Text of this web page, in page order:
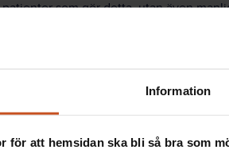
Information
för att hemsidan ska bli så bra som
som gör detta, utan även
sexuella anspelningar och obehagliga
är anhöriga som ger praktikanten en
av sexuella trakasserier, utan
var något som förekom och vad de i så
ville berätta om vad de varit med om,